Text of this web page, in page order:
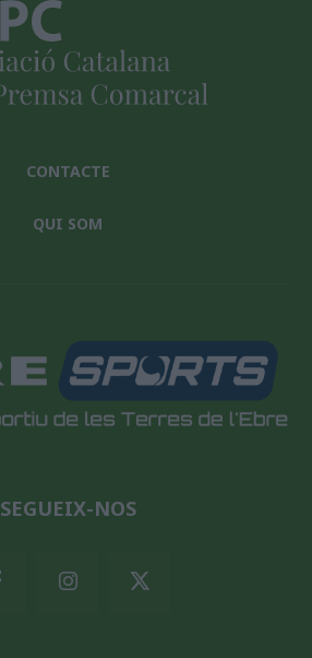
CONTACTE
QUI SOM
SEGUEIX-NOS